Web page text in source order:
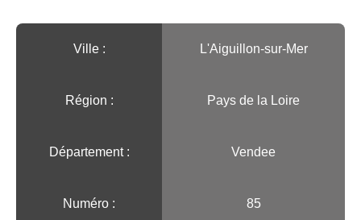
Ville :️ L'Aiguillon-sur-Mer
Région :️ Pays de la Loire
Département : Vendee
Numéro : 85